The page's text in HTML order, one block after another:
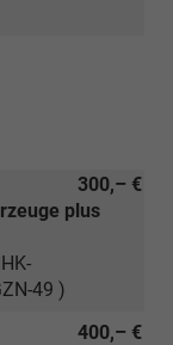
300,– €
plus
49 )
400,– €